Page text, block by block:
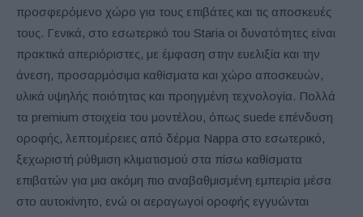
προσφερόμενο χώρο για τους επιβάτες και τις αποσκευές
τους. Γενικά, στο εσωτερικό του Staria οι δυνατότητες είναι
πρακτικά απεριόριστες, με έμφαση στην ευελιξία και την
άνεση, προσαρμόσιμα καθίσματα και χώρο αποσκευών,
υλικά υψηλής ποιότητας και προηγμένη τεχνολογία. Πολλά
τα premium στοιχεία του μοντέλου, όπως suede επένδυση
οροφής, λεπτομέρειες από δέρμα Nappa στο εσωτερικό,
ξεχωριστή ρύθμιση κλιματισμού στα πίσω καθίσματα
επιβατών για μια ακόμη πιο αναβαθμισμένη εμπειρία μέσα
στο αυτοκίνητο, ενώ οι αεραγωγοί οροφής εγγυώνται